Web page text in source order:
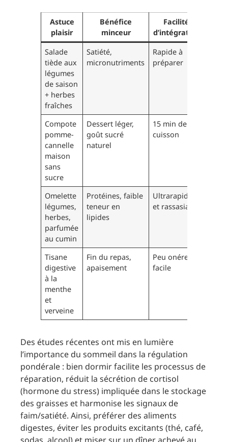
Astuce
plaisir
Bénéfice
minceur
Facilité
d’intégration
Salade
tiède aux
légumes
de saison
+ herbes
fraîches
Satiété,
micronutriments
Rapide à
préparer
Compote
pomme-
cannelle
maison
sans
sucre
Dessert léger,
goût sucré
naturel
15 min de
cuisson
Omelette
légumes,
herbes,
parfumée
au cumin
Protéines, faible
teneur en
lipides
Ultrarapide
et rassasiant
Tisane
digestive
à la
menthe
et
verveine
Fin du repas,
apaisement
Peu onéreux,
facile
Des études récentes ont mis en lumière
l’importance du sommeil dans la régulation
pondérale : bien dormir facilite les processus de
réparation, réduit la sécrétion de cortisol
(hormone du stress) impliquée dans le stockage
des graisses et harmonise les signaux de
faim/satiété. Ainsi, préférer des aliments
digestes, éviter les produits excitants (thé, café,